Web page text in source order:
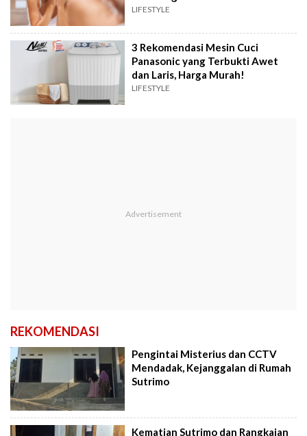
LIFESTYLE
3 Rekomendasi Mesin Cuci
Panasonic yang Terbukti Awet
dan Laris, Harga Murah!
LIFESTYLE
REKOMENDASI
Pengintai Misterius dan CCTV
Mendadak, Kejanggalan di Rumah
Sutrimo
Kematian Sutrimo dan Rangkaian